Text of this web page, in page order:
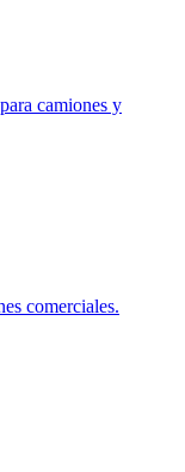
camiones y
comerciales.